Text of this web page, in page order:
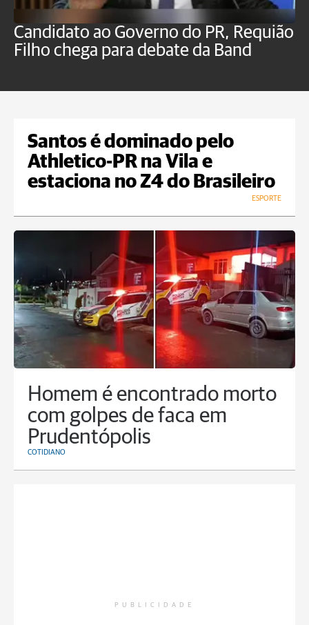
Candidato ao Governo do PR, Requião
Filho chega para debate da Band
Santos é dominado pelo
Athletico-PR na Vila e
estaciona no Z4 do Brasileiro
ESPORTE
Homem é encontrado morto
com golpes de faca em
Prudentópolis
COTIDIANO
PUBLICIDADE